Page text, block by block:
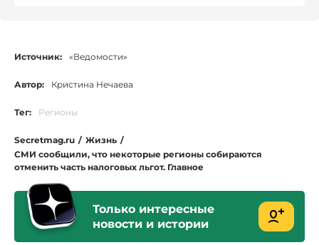
Источник: «Ведомости»
Автор: Кристина Нечаева
Тег: Регионы
Secretmag.ru / Жизнь /
СМИ сообщили, что некоторые регионы собираются
отменить часть налоговых льгот. Главное
Только интересные
новости и истории